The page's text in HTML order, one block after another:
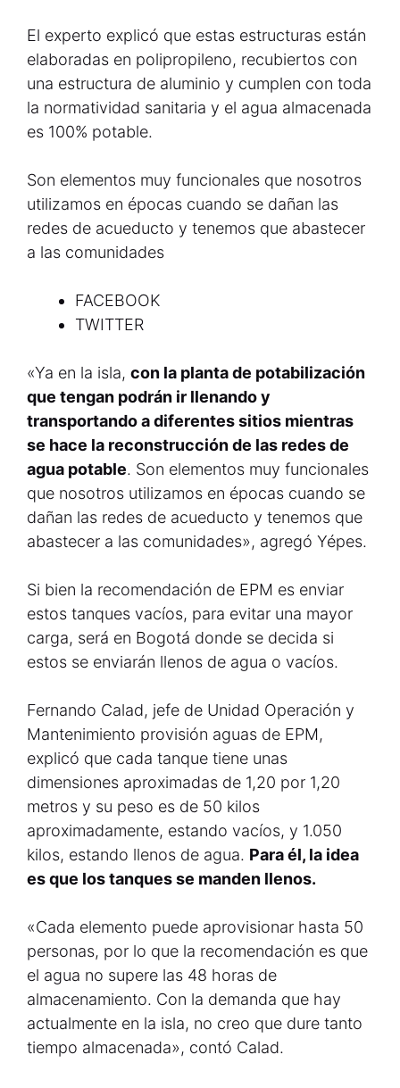
El experto explicó que estas estructuras están
elaboradas en polipropileno, recubiertos con
una estructura de aluminio y cumplen con toda
la normatividad sanitaria y el agua almacenada
es 100% potable.
Son elementos muy funcionales que nosotros
utilizamos en épocas cuando se dañan las
redes de acueducto y tenemos que abastecer
a las comunidades
FACEBOOK
TWITTER
«Ya en la isla, con la planta de potabilización
que tengan podrán ir llenando y
transportando a diferentes sitios mientras
se hace la reconstrucción de las redes de
agua potable. Son elementos muy funcionales
que nosotros utilizamos en épocas cuando se
dañan las redes de acueducto y tenemos que
abastecer a las comunidades», agregó Yépes.
Si bien la recomendación de EPM es enviar
estos tanques vacíos, para evitar una mayor
carga, será en Bogotá donde se decida si
estos se enviarán llenos de agua o vacíos.
Fernando Calad, jefe de Unidad Operación y
Mantenimiento provisión aguas de EPM,
explicó que cada tanque tiene unas
dimensiones aproximadas de 1,20 por 1,20
metros y su peso es de 50 kilos
aproximadamente, estando vacíos, y 1.050
kilos, estando llenos de agua. Para él, la idea
es que los tanques se manden llenos.
«Cada elemento puede aprovisionar hasta 50
personas, por lo que la recomendación es que
el agua no supere las 48 horas de
almacenamiento. Con la demanda que hay
actualmente en la isla, no creo que dure tanto
tiempo almacenada», contó Calad.